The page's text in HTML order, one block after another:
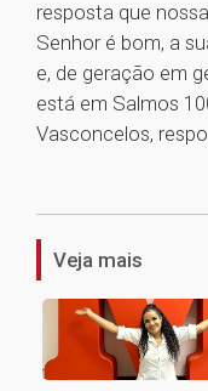
resposta que
Senhor é bom, a
e, de geração em
está em Salmos
Vasconcelos,
Veja mais